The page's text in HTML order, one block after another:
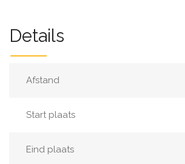
Details
Afstand
Start plaats
Eind plaats